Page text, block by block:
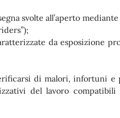
svolte all’aperto
da esposizione
di malori, infortuni e
del lavoro